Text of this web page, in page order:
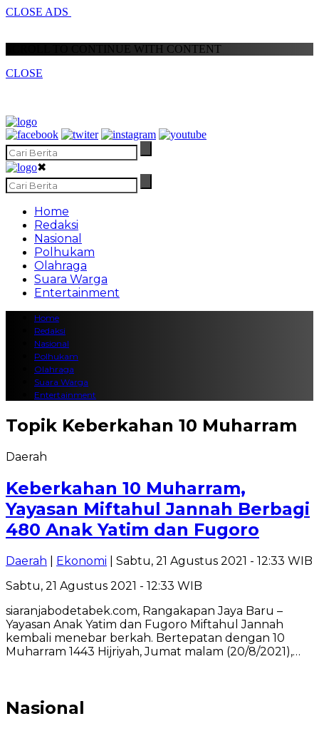
CLOSE ADS
SCROLL TO CONTINUE WITH CONTENT
CLOSE
✖
Home
Redaksi
Nasional
Polhukam
Olahraga
Suara Warga
Entertainment
Home
Redaksi
Nasional
Polhukam
Olahraga
Suara Warga
Entertainment
Topik Keberkahan 10 Muharram
Daerah
Keberkahan 10 Muharram,
Yayasan Miftahul Jannah Berbagi
480 Anak Yatim dan Fugoro
Daerah Ekonomi | Sabtu, 21 Agustus 2021 - 12:33 WIB
Sabtu, 21 Agustus 2021 - 12:33 WIB
siaranjabodetabek.com, Rangakapan Jaya Baru –
Yayasan Anak Yatim dan Fugoro Miftahul Jannah
kembali menebar berkah. Bertepatan dengan 10
Muharram 1443 Hijriyah, Jumat malam (20/8/2021),…
Nasional